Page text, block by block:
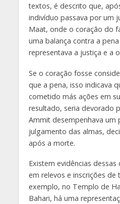
textos, é descrito que,
indivíduo passava por um
Maat, onde o coração do
uma balança contra a
representava a justiça e a
Se o coração fosse
que a pena, isso indicava
cometido más ações em
resultado, seria devorado
Ammit desempenhava um
julgamento das almas,
após a morte.
Existem evidências dessas
em relevos e inscrições
exemplo, no Templo de
Bahari, há uma